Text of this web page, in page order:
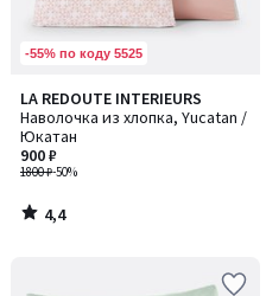
-55% по коду 5525
LA REDOUTE INTERIEURS
Наволочка из хлопка, Yucatan /
Юкатан
1800 ₽-50%
900 ₽
4,4
/ 5
4,4
/